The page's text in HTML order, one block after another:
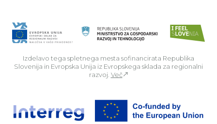
Izdelavo tega spletnega mesta sofinancirata Republika
Slovenija in Evropska Unija iz Evropskega sklada za regionalni
razvoj. Več